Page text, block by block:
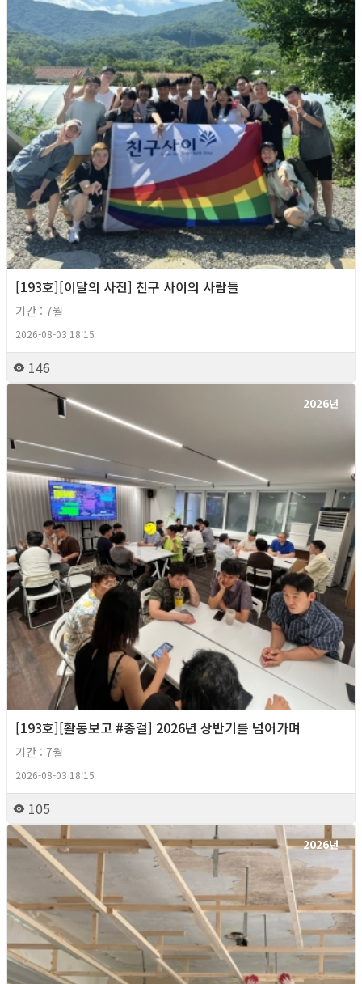
[193호][이달의 사진] 친구 사이의 사람들
기간 : 7월
2026-08-03 18:15
146
2026년
[193호][활동보고 #종걸] 2026년 상반기를 넘어가며
기간 : 7월
2026-08-03 18:15
105
2026년